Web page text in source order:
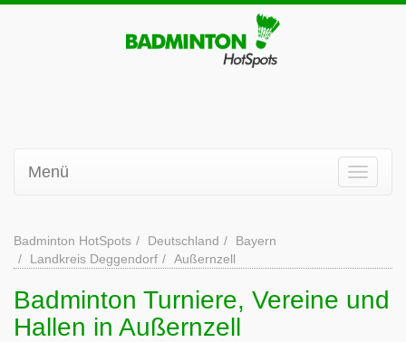
Menü
Badminton HotSpots Deutschland
Bayern
Landkreis Deggendorf
Außernzell
Badminton Turniere, Vereine und
Hallen in Außernzell